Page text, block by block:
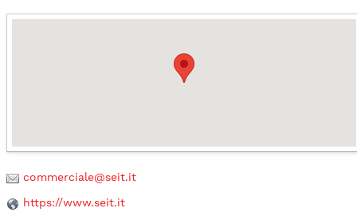
commerciale@seit.it
https://www.seit.it